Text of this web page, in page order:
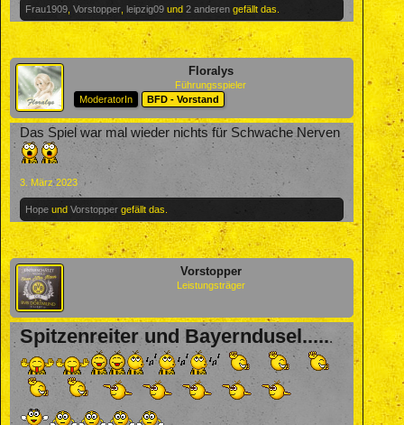
Frau1909 Vorstopper leipzig09 und 2 anderen gefällt das.
Floralys
Führungsspieler
ModeratorIn
BFD - Vorstand
Das Spiel war mal wieder nichts für Schwache Nerven
3. März 2023
Hope und Vorstopper gefällt das.
Vorstopper
Leistungsträger
Spitzenreiter und Bayerndusel......